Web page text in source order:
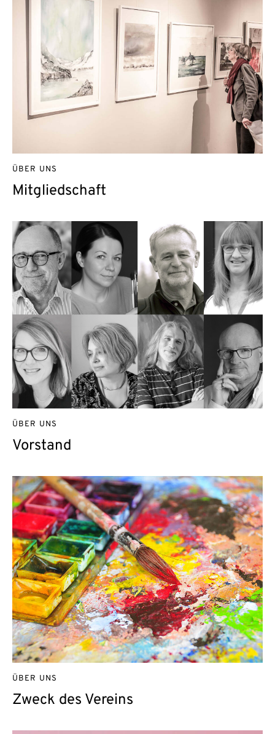
Mitgliedschaft
ÜBER UNS
Vorstand
ÜBER UNS
Zweck des Vereins
ÜBER UNS